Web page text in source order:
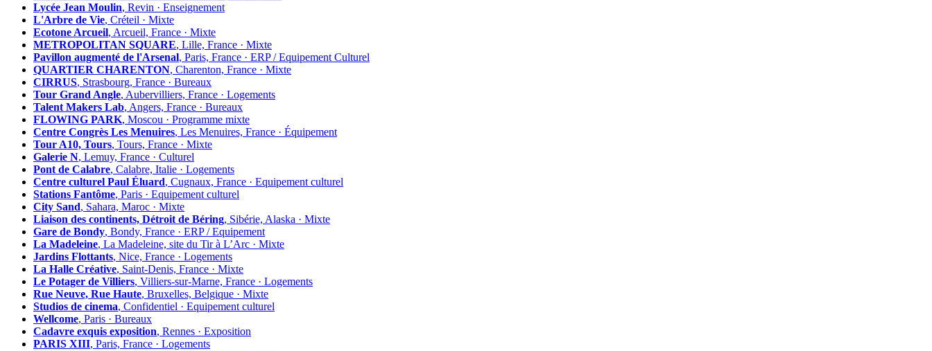
Lycée Jean Moulin, Revin · Enseignement
L'Arbre de Vie, Créteil · Mixte
Ecotone Arcueil, Arcueil, France · Mixte
METROPOLITAN SQUARE, Lille, France · Mixte
Pavillon augmenté de l'Arsenal, Paris, France · ERP / Equipement Culturel
QUARTIER CHARENTON, Charenton, France · Mixte
CIRRUS, Strasbourg, France · Bureaux
Tour Grand Angle, Aubervilliers, France · Logements
Talent Makers Lab, Angers, France · Bureaux
FLOWING PARK, Moscou · Programme mixte
Centre Congrès Les Menuires, Les Menuires, France · Équipement
Tour A10, Tours, Tours, France · Mixte
Galerie N, Lemuy, France · Culturel
Pont de Calabre, Calabre, Italie · Logements
Centre culturel Paul Éluard, Cugnaux, France · Equipement culturel
Stations Fantôme, Paris · Equipement culturel
City Sand, Sahara, Maroc · Mixte
Liaison des continents, Détroit de Béring, Sibérie, Alaska · Mixte
Gare de Bondy, Bondy, France · ERP / Equipement
La Madeleine, La Madeleine, site du Tir à L’Arc · Mixte
Jardins Flottants, Nice, France · Logements
La Halle Créative, Saint-Denis, France · Mixte
Le Potager de Villiers, Villiers-sur-Marne, France · Logements
Rue Neuve, Rue Haute, Bruxelles, Belgique · Mixte
Studios de cinema, Confidentiel · Equipement culturel
Wellcome, Paris · Bureaux
Cadavre exquis exposition, Rennes · Exposition
PARIS XIII, Paris, France · Logements